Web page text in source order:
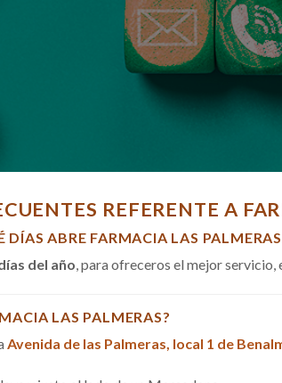
REFERENTE A
DÍAS ABRE FARMACIA LAS
del año, para ofreceros el mejor
LAS PALMERAS?
Avenida de las Palmeras, local 1 de